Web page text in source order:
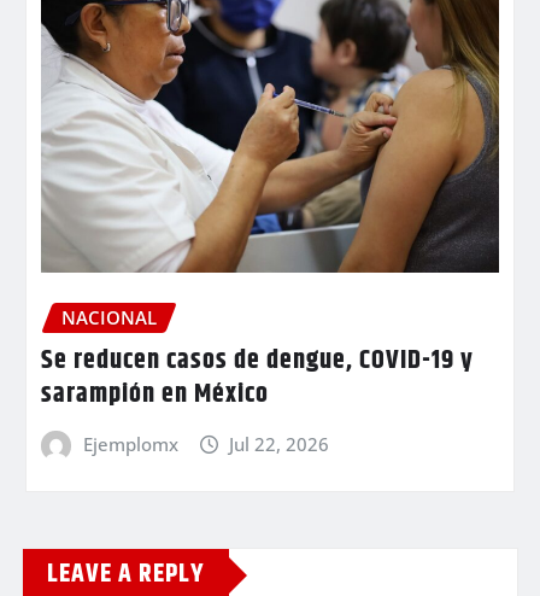
NACIONAL
Se reducen casos de dengue, COVID-19 y
sarampión en México
Ejemplomx Jul 22, 2026
LEAVE A REPLY